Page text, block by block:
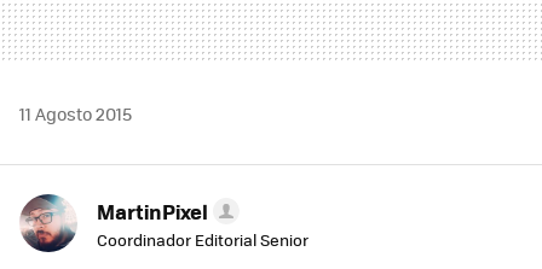
11 Agosto 2015
MartinPixel
Coordinador Editorial Senior